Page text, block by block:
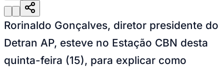
Rorinaldo Gonçalves, diretor presidente do
Detran AP, esteve no Estação CBN desta
quinta-feira (15), para explicar como